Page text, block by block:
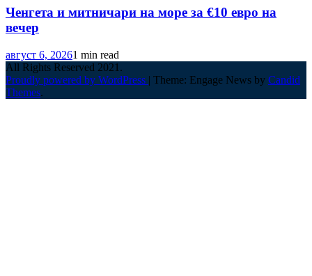
Ченгета и митничари на море за €10 евро на
вечер
август 6, 20261 min read
All Rights Reserved 2021.
Proudly powered by WordPress | Theme: Engage News by Candid
Themes.